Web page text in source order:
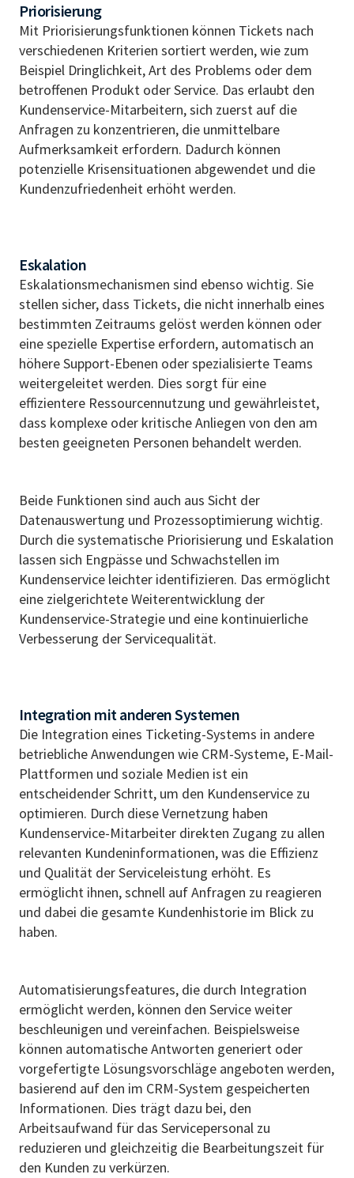
Priorisierung
Mit Priorisierungsfunktionen können Tickets nach
verschiedenen Kriterien sortiert werden, wie zum
Beispiel Dringlichkeit, Art des Problems oder dem
betroffenen Produkt oder Service. Das erlaubt den
Kundenservice-Mitarbeitern, sich zuerst auf die
Anfragen zu konzentrieren, die unmittelbare
Aufmerksamkeit erfordern. Dadurch können
potenzielle Krisensituationen abgewendet und die
Kundenzufriedenheit erhöht werden.
Eskalation
Eskalationsmechanismen sind ebenso wichtig. Sie
stellen sicher, dass Tickets, die nicht innerhalb eines
bestimmten Zeitraums gelöst werden können oder
eine spezielle Expertise erfordern, automatisch an
höhere Support-Ebenen oder spezialisierte Teams
weitergeleitet werden. Dies sorgt für eine
effizientere Ressourcennutzung und gewährleistet,
dass komplexe oder kritische Anliegen von den am
besten geeigneten Personen behandelt werden.
Beide Funktionen sind auch aus Sicht der
Datenauswertung und Prozessoptimierung wichtig.
Durch die systematische Priorisierung und Eskalation
lassen sich Engpässe und Schwachstellen im
Kundenservice leichter identifizieren. Das ermöglicht
eine zielgerichtete Weiterentwicklung der
Kundenservice-Strategie und eine kontinuierliche
Verbesserung der Servicequalität.
Integration mit anderen Systemen
Die Integration eines Ticketing-Systems in andere
betriebliche Anwendungen wie CRM-Systeme, E-Mail-
Plattformen und soziale Medien ist ein
entscheidender Schritt, um den Kundenservice zu
optimieren. Durch diese Vernetzung haben
Kundenservice-Mitarbeiter direkten Zugang zu allen
relevanten Kundeninformationen, was die Effizienz
und Qualität der Serviceleistung erhöht. Es
ermöglicht ihnen, schnell auf Anfragen zu reagieren
und dabei die gesamte Kundenhistorie im Blick zu
haben.
Automatisierungsfeatures, die durch Integration
ermöglicht werden, können den Service weiter
beschleunigen und vereinfachen. Beispielsweise
können automatische Antworten generiert oder
vorgefertigte Lösungsvorschläge angeboten werden,
basierend auf den im CRM-System gespeicherten
Informationen. Dies trägt dazu bei, den
Arbeitsaufwand für das Servicepersonal zu
reduzieren und gleichzeitig die Bearbeitungszeit für
den Kunden zu verkürzen.